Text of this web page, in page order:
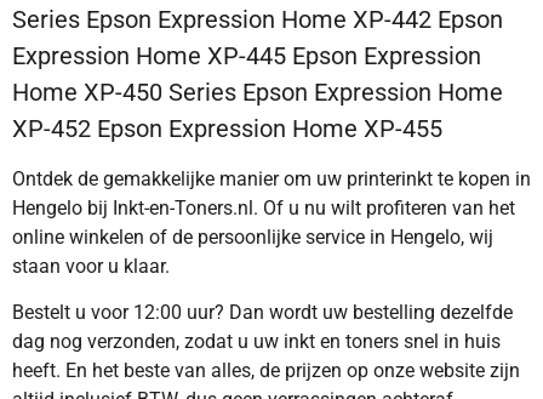
Series Epson Expression Home XP-442 Epson
Expression Home XP-445 Epson Expression
Home XP-450 Series Epson Expression Home
XP-452 Epson Expression Home XP-455
Ontdek de gemakkelijke manier om uw printerinkt te kopen in
Hengelo bij Inkt-en-Toners.nl. Of u nu wilt profiteren van het
online winkelen of de persoonlijke service in Hengelo, wij
staan voor u klaar.
Bestelt u voor 12:00 uur? Dan wordt uw bestelling dezelfde
dag nog verzonden, zodat u uw inkt en toners snel in huis
heeft. En het beste van alles, de prijzen op onze website zijn